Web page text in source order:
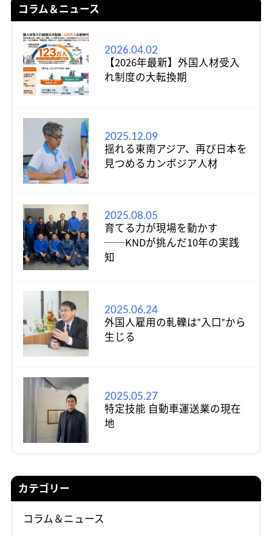
コラム＆ニュース
2026.04.02
【2026年最新】外国人材受入
れ制度の大転換期
2025.12.09
揺れる東南アジア、再び日本を
見つめるカンボジア人材
2025.08.05
育てる力が現場を動かす
──KNDが挑んだ10年の実践
知
2025.06.24
外国人雇用の軋轢は‟入口‟から
生じる
2025.05.27
特定技能 自動車運送業の現在
地
カテゴリー
コラム＆ニュース